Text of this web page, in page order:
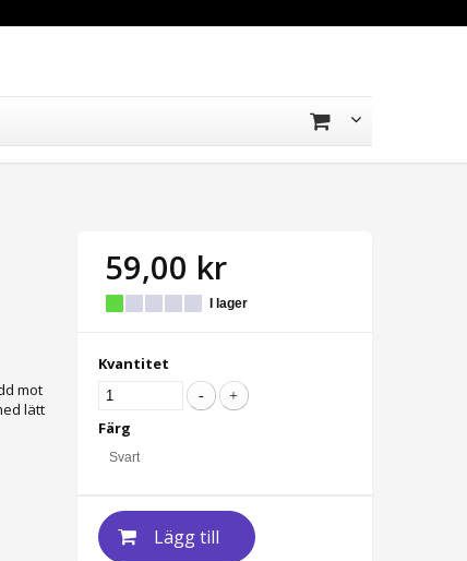
mot
lätt
59,00 kr
I lager
Kvantitet
Färg
Svart
Lägg till